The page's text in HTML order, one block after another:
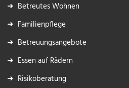
Betreutes Wohnen
Familienpflege
Betreuungsangebote
Essen auf Rädern
Risikoberatung